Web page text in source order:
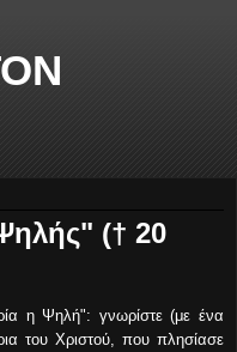
(† 20
η Ψηλή": γνωρίστε (με ένα
του Χριστού, που πλησίασε